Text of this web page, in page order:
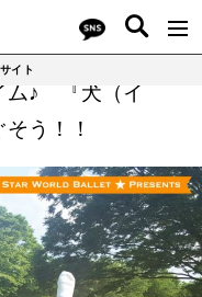
イト
ム♪ 『犬（イ
う！！